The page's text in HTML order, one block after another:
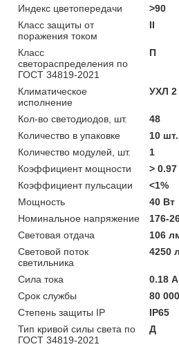
Индекс цветопередачи
>90
Класс защиты от
поражения током
II
Класс
светораспределения по
ГОСТ 34819-2021
П
Климатическое
исполнение
УХЛ 2
Кол-во светодиодов, шт.
48
Количество в упаковке
10 шт.
Количество модулей, шт.
1
Коэффициент мощности
> 0.97
Коэффициент пульсации
<1%
Мощность
40 Вт
Номинальное напряжение
176-
Световая отдача
106
Световой поток
светильника
4250
Сила тока
0.18 А
Срок службы
80
Степень защиты IP
IP65
Тип кривой силы света по
ГОСТ 34819-2021
Д